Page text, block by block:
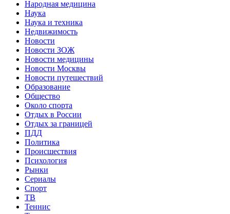
Народная медицина
Наука
Наука и техника
Недвижимость
Новости
Новости ЗОЖ
Новости медицины
Новости Москвы
Новости путешествий
Образование
Общество
Около спорта
Отдых в России
Отдых за границей
ПДД
Политика
Происшествия
Психология
Рынки
Сериалы
Спорт
ТВ
Теннис